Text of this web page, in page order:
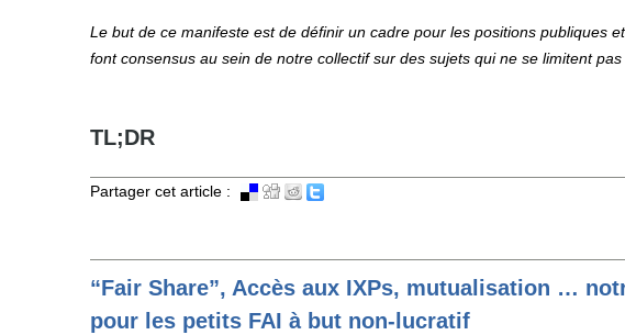
Le but de ce manifeste est de définir un cadre pour les positions publiques
font consensus au sein de notre collectif sur des sujets qui ne se limitent
TL;DR
Partager cet article :
“Fair Share”, Accès aux IXPs, mutualisation …
pour les petits FAI à but non-lucratif